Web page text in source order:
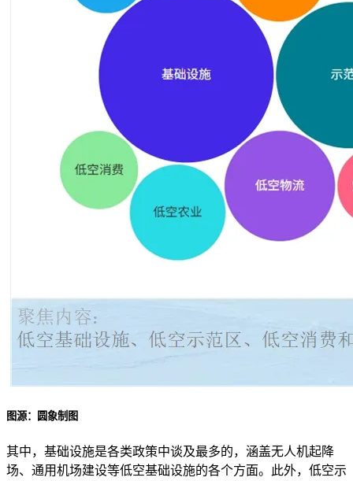
图源：圆象制图
其中，基础设施是各类政策中谈及最多的，涵盖无人机起降
场、通用机场建设等低空基础设施的各个方面。此外，低空示